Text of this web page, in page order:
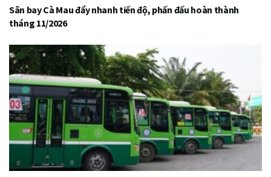
Sân bay Cà Mau đẩy nhanh tiến độ, phấn đấu hoàn thành
tháng 11/2026